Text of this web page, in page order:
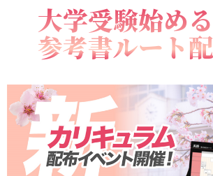
大学受験始める
参考書ルート配